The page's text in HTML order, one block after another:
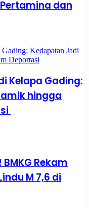
dan
Kelapa Gading:
hingga
Rekam
M 7,6 di